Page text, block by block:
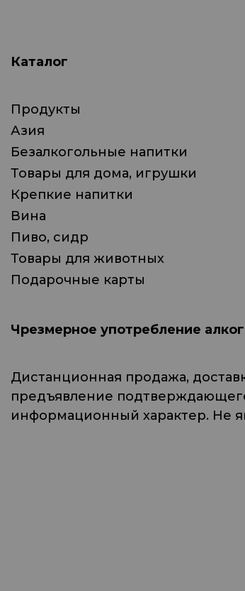
Каталог
Продукты
Азия
Безалкогольные напитки
Товары для дома, игрушки
Крепкие напитки
Вина
Пиво, сидр
Товары для животных
Подарочные карты
Чрезмерное употребление
Дистанционная продажа,
предъявление
информационный характер. Не